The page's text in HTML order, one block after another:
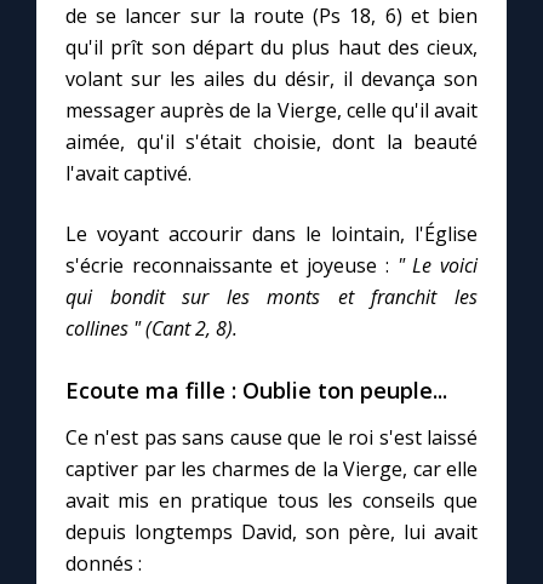
de se lancer sur la route (Ps 18, 6) et bien
qu'il prît son départ du plus haut des cieux,
volant sur les ailes du désir, il devança son
messager auprès de la Vierge, celle qu'il avait
aimée, qu'il s'était choisie, dont la beauté
l'avait captivé.
Le voyant accourir dans le lointain, l'Église
s'écrie reconnaissante et joyeuse : " Le voici
qui bondit sur les monts et franchit les
collines " (Cant 2, 8).
Ecoute ma fille : Oublie ton peuple...
Ce n'est pas sans cause que le roi s'est laissé
captiver par les charmes de la Vierge, car elle
avait mis en pratique tous les conseils que
depuis longtemps David, son père, lui avait
donnés :